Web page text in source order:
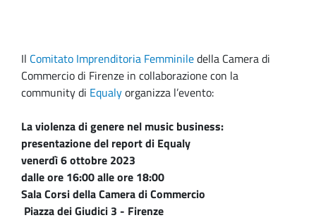
Il Comitato Imprenditoria Femminiledella Camera di
Commercio di Firenze in collaborazione con la
community di Equalyorganizza l’evento:
La violenza di genere nel music business:
presentazione del report di Equaly
venerdì 6 ottobre 2023
dalle ore 16:00 alle ore 18:00
Sala Corsi della Camera di Commercio
Piazza dei Giudici 3 - Firenze